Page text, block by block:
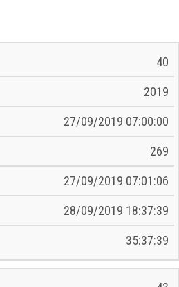
Ημερομηνία
40
2019
27/09/2019 07:00:00
269
27/09/2019 07:01:06
28/09/2019 18:37:39
35:37:39